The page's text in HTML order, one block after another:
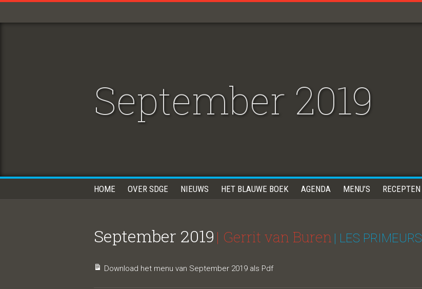
September 2019
HOME OVER SDGE NIEUWS HET BLAUWE BOEK AGENDA MENU’S RECEPTEN
September 2019 | Gerrit van Buren | LES PRIMEURS
Download het menu van September 2019 als Pdf